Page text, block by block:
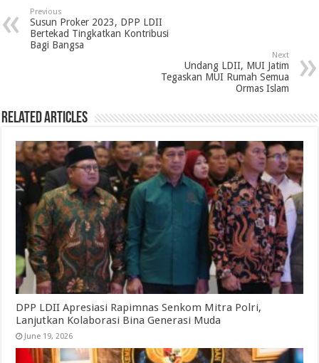
Previous
Susun Proker 2023, DPP LDII
Bertekad Tingkatkan Kontribusi
Bagi Bangsa
Next
Undang LDII, MUI Jatim
Tegaskan MUI Rumah Semua
Ormas Islam
Related Articles
DPP LDII Apresiasi Rapimnas Senkom Mitra Polri,
Lanjutkan Kolaborasi Bina Generasi Muda
June 19, 2026